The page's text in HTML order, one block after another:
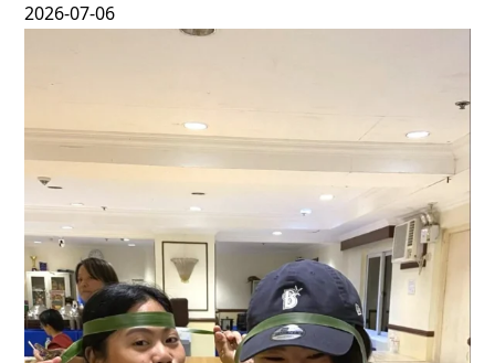
2026-07-06